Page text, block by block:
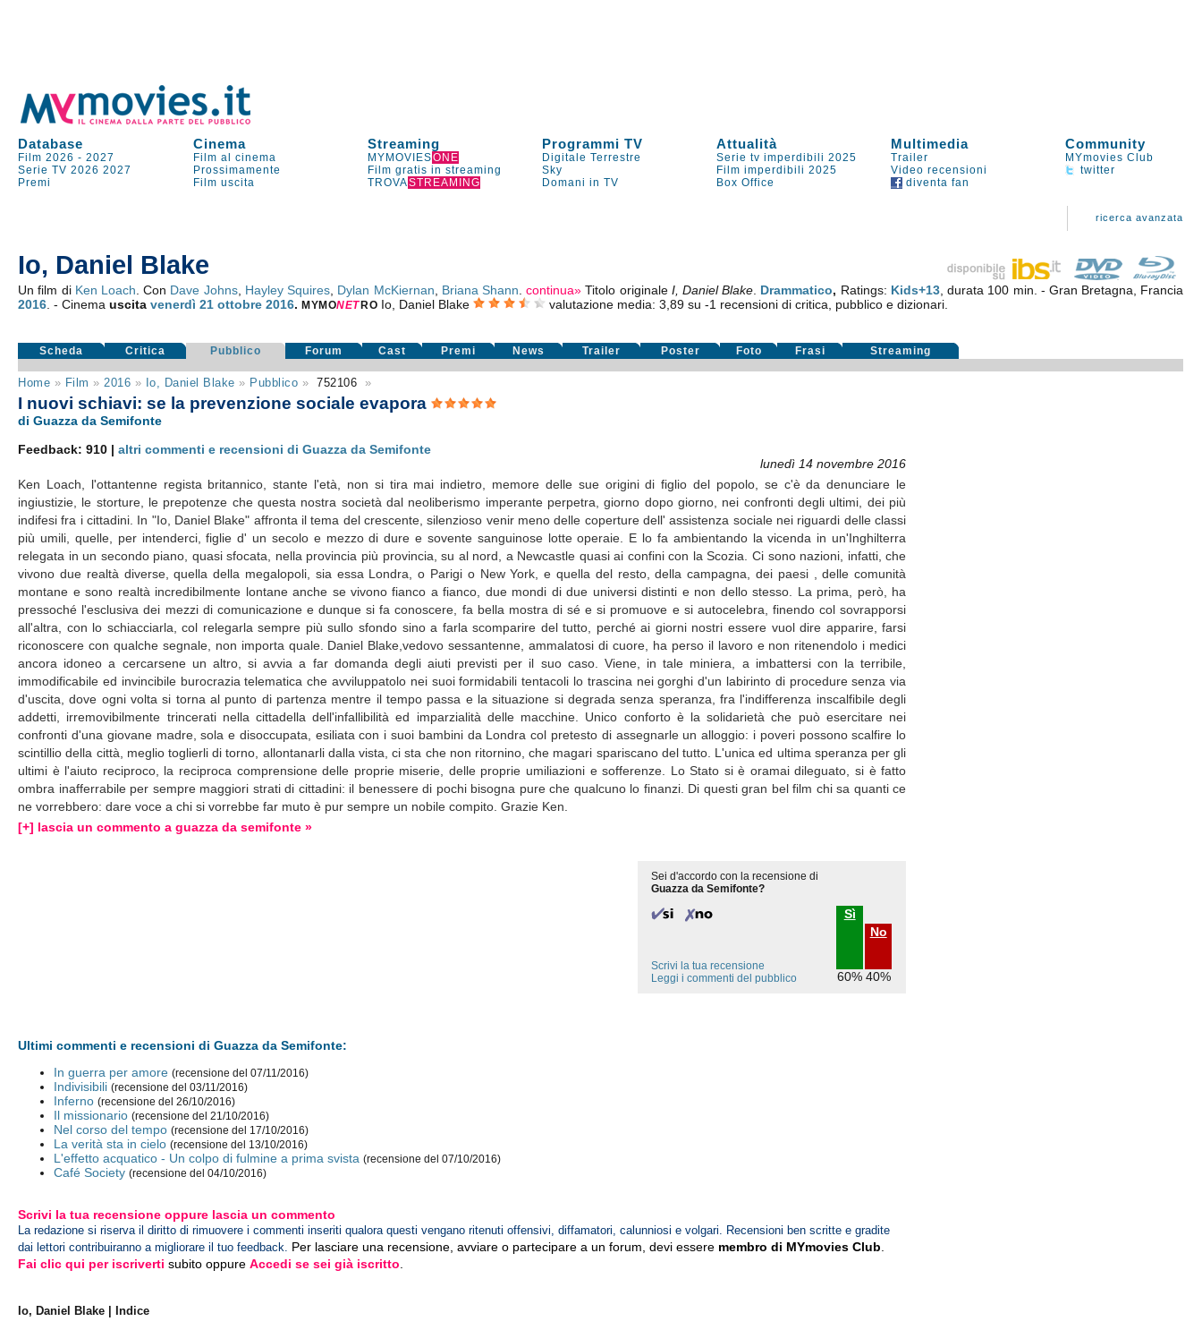
Database Cinema Streaming Programmi TV Attualità Multimedia Community
Film 2026 -2027 Film al cinema MYMOVIESONE Digitale Terrestre Serie tv imperdibili 2025 Trailer
MYmovies Club
Serie TV 2026 2027 Prossimamente Film gratis in streaming Sky Film imperdibili 2025 Video recensioni
twitter
Premi
Film uscita TROVASTREAMING Domani in TV Box Office diventa fan
ricerca avanzata
Io, Daniel Blake
Un film di Ken Loach . Con Dave Johns, Hayley Squires Dylan McKiernan Briana Shann .continua» Titolo originale I, Daniel Blake Drammatico, Ratings: Kids+13, durata 100 min. - Gran Bretagna, Francia
2016 . - Cinemauscitavenerdì 21 ottobre 2016.MYMONET RO Io, Daniel Blake valutazione media: 3,89 su -1 recensioni di critica, pubblico e dizionari.
Scheda Critica Pubblico Forum Cast Premi News Trailer Poster Foto Frasi Streaming
Home » Film » 2016 » Io, Daniel Blake » Pubblico » 752106 »
I nuovi schiavi: se la prevenzione sociale evapora
di Guazza da Semifonte
Feedback: 910 |altri commenti e recensioni di Guazza da Semifonte
lunedì 14 novembre 2016
Ken Loach, l'ottantenne regista britannico, stante l'età, non si tira mai indietro, memore delle sue origini di figlio del popolo, se c'è da denunciare le
ingiustizie, le storture, le prepotenze che questa nostra società dal neoliberismo imperante perpetra, giorno dopo giorno, nei confronti degli ultimi, dei più
indifesi fra i cittadini. In "Io, Daniel Blake" affronta il tema del crescente, silenzioso venir meno delle coperture dell' assistenza sociale nei riguardi delle classi
più umili, quelle, per intenderci, figlie d' un secolo e mezzo di dure e sovente sanguinose lotte operaie. E lo fa ambientando la vicenda in un'Inghilterra
relegata in un secondo piano, quasi sfocata, nella provincia più provincia, su al nord, a Newcastle quasi ai confini con la Scozia. Ci sono nazioni, infatti, che
vivono due realtà diverse, quella della megalopoli, sia essa Londra, o Parigi o New York, e quella del resto, della campagna, dei paesi , delle comunità
montane e sono realtà incredibilmente lontane anche se vivono fianco a fianco, due mondi di due universi distinti e non dello stesso. La prima, però, ha
pressoché l'esclusiva dei mezzi di comunicazione e dunque si fa conoscere, fa bella mostra di sé e si promuove e si autocelebra, finendo col sovrapporsi
all'altra, con lo schiacciarla, col relegarla sempre più sullo sfondo sino a farla scomparire del tutto, perché ai giorni nostri essere vuol dire apparire, farsi
riconoscere con qualche segnale, non importa quale. Daniel Blake,vedovo sessantenne, ammalatosi di cuore, ha perso il lavoro e non ritenendolo i medici
ancora idoneo a cercarsene un altro, si avvia a far domanda degli aiuti previsti per il suo caso. Viene, in tale miniera, a imbattersi con la terribile,
immodificabile ed invincibile burocrazia telematica che avviluppatolo nei suoi formidabili tentacoli lo trascina nei gorghi d'un labirinto di procedure senza via
d'uscita, dove ogni volta si torna al punto di partenza mentre il tempo passa e la situazione si degrada senza speranza, fra l'indifferenza inscalfibile degli
addetti, irremovibilmente trincerati nella cittadella dell'infallibilità ed imparzialità delle macchine. Unico conforto è la solidarietà che può esercitare nei
confronti d'una giovane madre, sola e disoccupata, esiliata con i suoi bambini da Londra col pretesto di assegnarle un alloggio: i poveri possono scalfire lo
scintillio della città, meglio toglierli di torno, allontanarli dalla vista, ci sta che non ritornino, che magari spariscano del tutto. L'unica ed ultima speranza per gli
ultimi è l'aiuto reciproco, la reciproca comprensione delle proprie miserie, delle proprie umiliazioni e sofferenze. Lo Stato si è oramai dileguato, si è fatto
ombra inafferrabile per sempre maggiori strati di cittadini: il benessere di pochi bisogna pure che qualcuno lo finanzi. Di questi gran bel film chi sa quanti ce
ne vorrebbero: dare voce a chi si vorrebbe far muto è pur sempre un nobile compito. Grazie Ken.
[+] lascia un commento a guazza da semifonte »
Sei d'accordo con la recensione di
Guazza da Semifonte?
Sì
60%
No
40%
Scrivi la tua recensione
Leggi i commenti del pubblico
Ultimi commenti e recensioni di Guazza da Semifonte:
In guerra per amore (recensione del 07/11/2016)
Indivisibili (recensione del 03/11/2016)
Inferno (recensione del 26/10/2016)
Il missionario (recensione del 21/10/2016)
Nel corso del tempo (recensione del 17/10/2016)
La verità sta in cielo (recensione del 13/10/2016)
L'effetto acquatico - Un colpo di fulmine a prima svista (recensione del 07/10/2016)
Café Society (recensione del 04/10/2016)
Scrivi la tua recensione oppure lascia un commento
La redazione si riserva il diritto di rimuovere i commenti inseriti qualora questi vengano ritenuti offensivi, diffamatori, calunniosi e volgari. Recensioni ben scritte e gradite
dai lettori contribuiranno a migliorare il tuo feedback. Per lasciare una recensione, avviare o partecipare a un forum, devi essere membro di MYmovies Club
Fai clic qui per iscriverti subito oppureAccedi se sei già iscritto
Io, Daniel Blake | Indice